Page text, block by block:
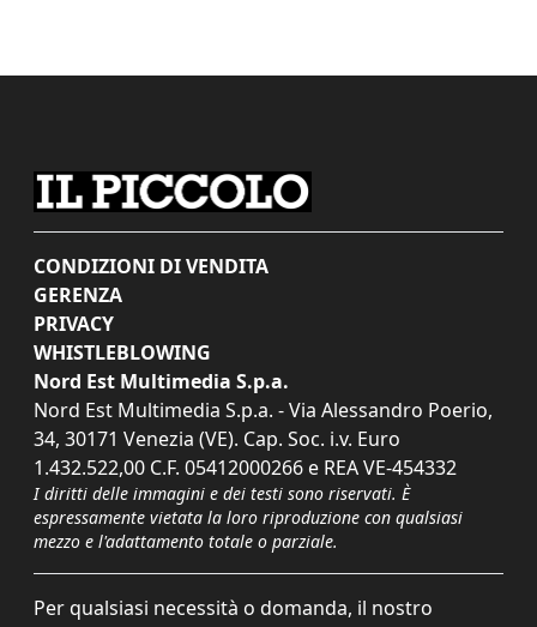
CONDIZIONI DI VENDITA
GERENZA
PRIVACY
WHISTLEBLOWING
Nord Est Multimedia S.p.a.
Nord Est Multimedia S.p.a. - Via Alessandro Poerio,
34, 30171 Venezia (VE). Cap. Soc. i.v. Euro
1.432.522,00 C.F. 05412000266 e REA VE-454332
I diritti delle immagini e dei testi sono riservati. È
espressamente vietata la loro riproduzione con qualsiasi
mezzo e l'adattamento totale o parziale.
Per qualsiasi necessità o domanda, il nostro